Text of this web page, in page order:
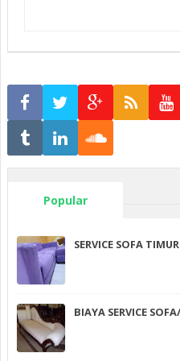
Popular
SERVICE SOFA
BIAYA SERVICE